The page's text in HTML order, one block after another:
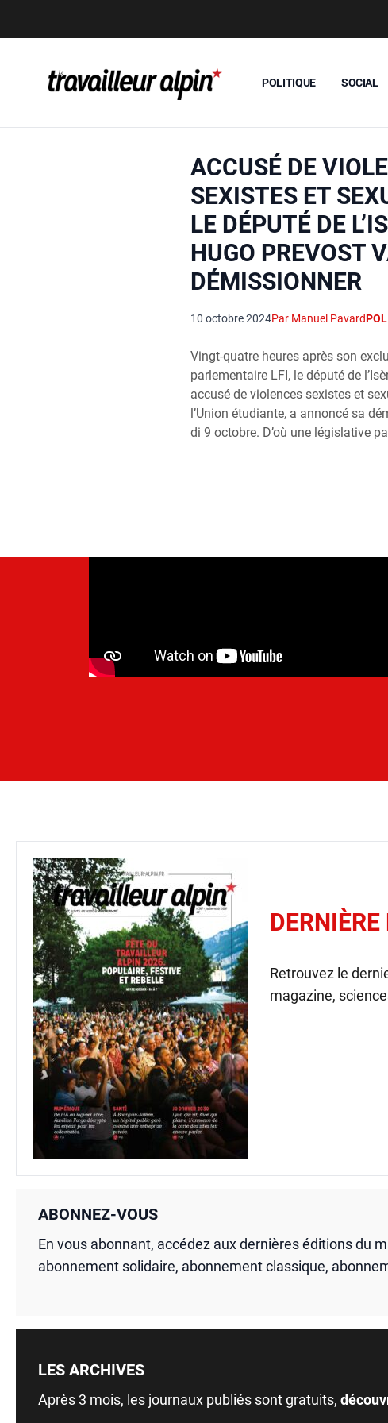
POLITIQUE SOCIAL
ACCUSÉ DE
SEXISTES ET
LE DÉPUTÉ DE
HUGO PREVOST
DÉMISSIONNER
10 octobre 2024Par Manuel Pavard
Vingt-quatre heures après son
par­le­men­taire LFI, le dépu­té de
accu­sé de vio­lences sexistes et
l’U­nion étu­diante, a annon­cé sa
di 9 octobre. D’où une légis­la­tive
Retrouvez le
magazine,
ABONNEZ-VOUS
En vous abonnant, accédez aux dernières éditions du
abonnement solidaire, abonnement classique,
LES ARCHIVES
Après 3 mois, les journaux publiés sont gratuits,